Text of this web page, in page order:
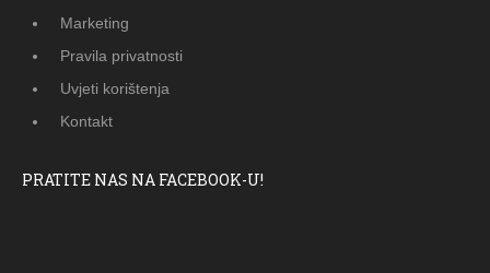
Marketing
Pravila privatnosti
Uvjeti korištenja
Kontakt
PRATITE NAS NA FACEBOOK-U!